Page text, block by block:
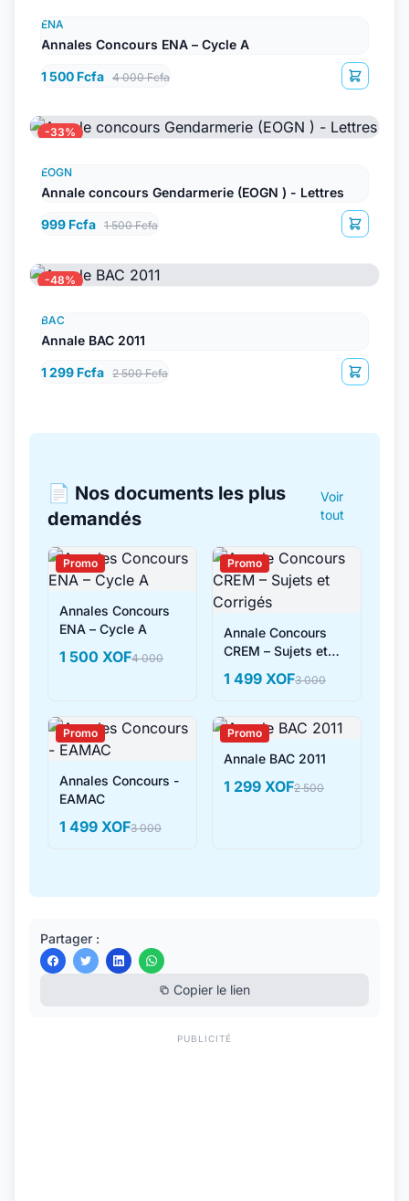
ENA
Annales Concours ENA – Cycle A
1 500 Fcfa 4 000 Fcfa
-33%
EOGN
Annale concours Gendarmerie (EOGN ) - Lettres
999 Fcfa 1 500 Fcfa
-48%
BAC
Annale BAC 2011
1 299 Fcfa 2 500 Fcfa
📄 Nos documents les plus
demandés
Voir
tout
Promo
Annales Concours
ENA – Cycle A
1 500 XOF4 000
Promo
Annale Concours
CREM – Sujets et
1 499 XOF3 000
Promo
Annales Concours -
EAMAC
1 499 XOF3 000
Promo
Annale BAC 2011
1 299 XOF2 500
Partager :
Copier le lien
PUBLICITÉ